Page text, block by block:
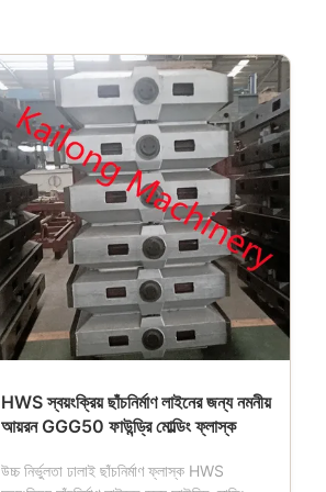
HWS স্বয়ংক্রিয় ছাঁচনির্মাণ লাইনের জন্য নমনীয়
আয়রন GGG50 ফাউন্ড্রি মোল্ডিং ফ্লাস্ক
উচ্চ নির্ভুলতা ঢালাই ছাঁচনির্মাণ ফ্লাস্ক HWS